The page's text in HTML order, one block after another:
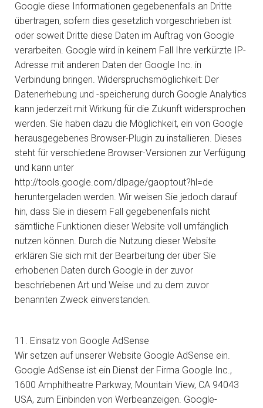
Google diese Informationen gegebenenfalls an Dritte
übertragen, sofern dies gesetzlich vorgeschrieben ist
oder soweit Dritte diese Daten im Auftrag von Google
verarbeiten. Google wird in keinem Fall Ihre verkürzte IP-
Adresse mit anderen Daten der Google Inc. in
Verbindung bringen. Widerspruchsmöglichkeit: Der
Datenerhebung und -speicherung durch Google Analytics
kann jederzeit mit Wirkung für die Zukunft widersprochen
werden. Sie haben dazu die Möglichkeit, ein von Google
herausgegebenes Browser-Plugin zu installieren. Dieses
steht für verschiedene Browser-Versionen zur Verfügung
und kann unter
http://tools.google.com/dlpage/gaoptout?hl=de
heruntergeladen werden. Wir weisen Sie jedoch darauf
hin, dass Sie in diesem Fall gegebenenfalls nicht
sämtliche Funktionen dieser Website voll umfänglich
nutzen können. Durch die Nutzung dieser Website
erklären Sie sich mit der Bearbeitung der über Sie
erhobenen Daten durch Google in der zuvor
beschriebenen Art und Weise und zu dem zuvor
benannten Zweck einverstanden.
11. Einsatz von Google AdSense
Wir setzen auf unserer Website Google AdSense ein.
Google AdSense ist ein Dienst der Firma Google Inc.,
1600 Amphitheatre Parkway, Mountain View, CA 94043
USA, zum Einbinden von Werbeanzeigen. Google-